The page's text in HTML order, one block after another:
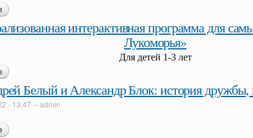
о выставка «отблески»
интерактивная программа для
Лукоморья»
Для детей 1-3 лет
о театрализованная интерактивная программа для самых
Белый и Александр Блок: история
- 13:47 --admin
о "андрей белый и александр блок: история дружбы, история жизни"